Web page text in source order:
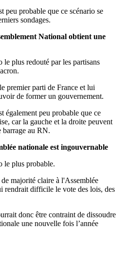
peu probable que ce scénario se
sondages.
National obtient une
le plus redouté par les partisans
premier parti de France et lui
de former un gouvernement.
également peu probable que ce
car la gauche et la droite peuvent
au RN.
nationale est ingouvernable
le plus probable.
majorité claire à l'Assemblée
rendrait difficile le vote des lois, des
donc être contraint de dissoudre
une nouvelle fois l’année